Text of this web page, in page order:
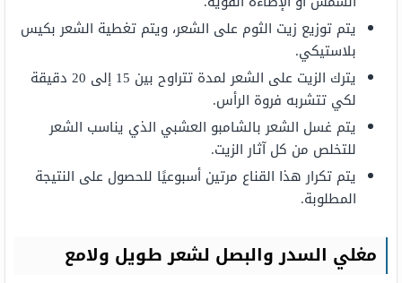
يتم توزيع زيت الثوم على الشعر، ويتم تغطية الشعر بكيس
بلاستيكي.
يترك الزيت على الشعر لمدة تتراوح بين 15 إلى 20 دقيقة
لكي تتشربه فروة الرأس.
يتم غسل الشعر بالشامبو العشبي الذي يناسب الشعر
للتخلص من كل آثار الزيت.
يتم تكرار هذا القناع مرتين أسبوعيًا للحصول على النتيجة
المطلوبة.
مغلي السدر والبصل لشعر طويل ولامع